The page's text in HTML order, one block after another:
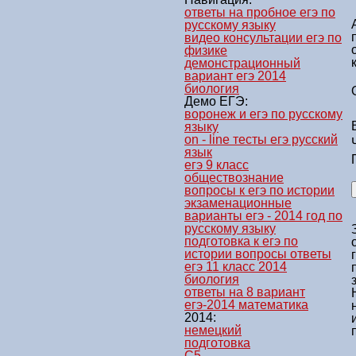
ответы на пробное егэ по
русскому языку
видео консультации егэ по
физике
демонстрационный
вариант егэ 2014
биология
Демо ЕГЭ:
воронеж и егэ по русскому
языку
on - line тесты егэ русский
язык
егэ 9 класс
обществознание
вопросы к егэ по истории
экзаменационные
варианты егэ - 2014 год по
русскому языку
подготовка к егэ по
истории вопросы ответы
егэ 11 класс 2014
биология
ответы на 8 вариант
егэ-2014 математика
2014:
немецкий
подготовка